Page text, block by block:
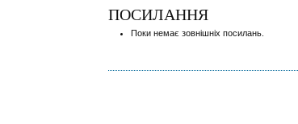
ПОСИЛАННЯ
Поки немає зовнішніх посилань.